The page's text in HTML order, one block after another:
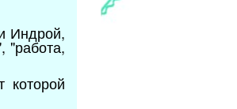
Индрой,
"работа,